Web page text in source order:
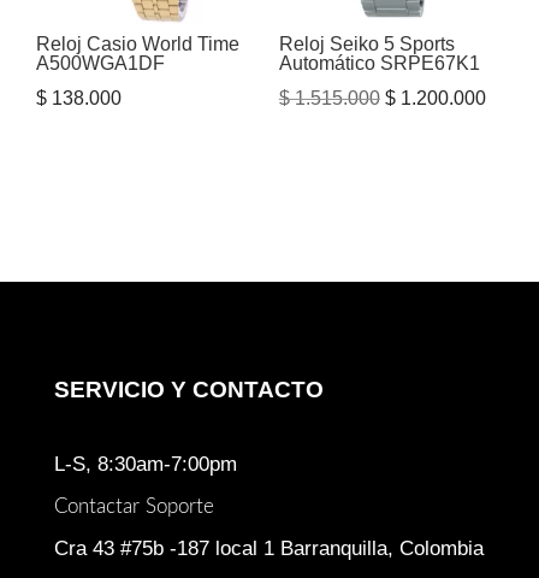
Reloj Casio World Time
A500WGA1DF
$ 138.000
Reloj Seiko 5 Sports
Automático SRPE67K1
$1.515.000 El
$1.200.000El
SERVICIO Y CONTACTO
L-S, 8:30am-7:00pm
Contactar Soporte
Cra 43 #75b -187 local 1 Barranquilla, Colombia